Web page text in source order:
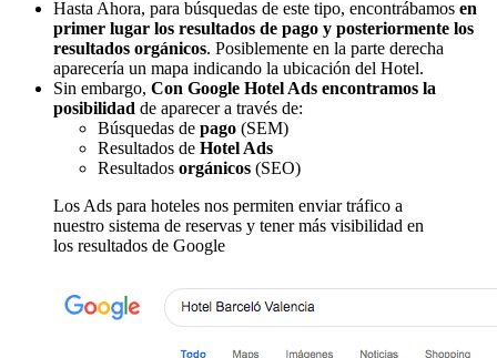
Hasta Ahora, para búsquedas de este tipo, encontrábamos en
primer lugar los resultados de pago y posteriormente los
resultados orgánicos. Posiblemente en la parte derecha
aparecería un mapa indicando la ubicación del Hotel.
Sin embargo, Con Google Hotel Ads encontramos la
posibilidad de aparecer a través de:
Búsquedas de pago (SEM)
Resultados de Hotel Ads
Resultados orgánicos (SEO)
Los Ads para hoteles nos permiten enviar tráfico a
nuestro sistema de reservas y tener más visibilidad en
los resultados de Google